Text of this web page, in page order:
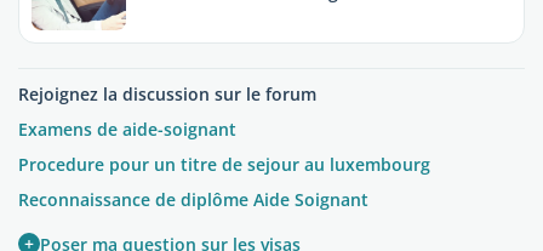
Rejoignez la discussion sur le forum
Examens de aide-soignant
Procedure pour un titre de sejour au luxembourg
Reconnaissance de diplôme Aide Soignant
+ Poser ma question sur les visas